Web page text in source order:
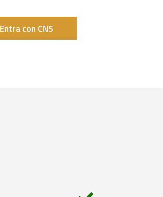
Entra con CNS